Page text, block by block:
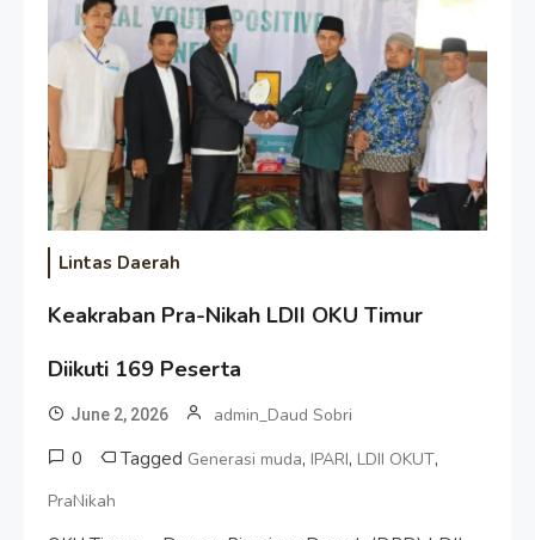
Lintas Daerah
Keakraban Pra-Nikah LDII OKU Timur
Diikuti 169 Peserta
June 2, 2026 admin_Daud Sobri
0 Tagged Generasi muda, IPARI, LDII OKUT,
PraNikah